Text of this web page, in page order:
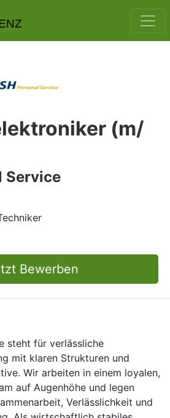
(m/
Service
Bewerben
steht für verlässliche
mit klaren Strukturen und
Wir arbeiten in einem loyalen,
auf Augenhöhe und legen
Verlässlichkeit und